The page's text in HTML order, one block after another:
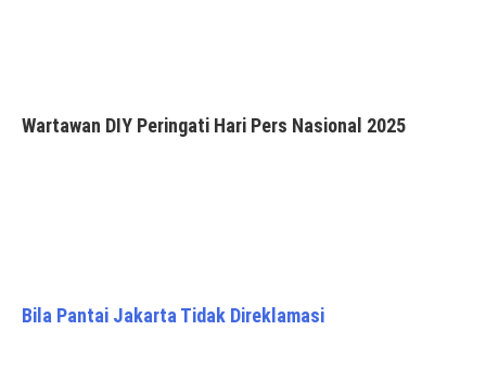
Wartawan DIY Peringati Hari Pers Nasional 2025
Bila Pantai Jakarta Tidak Direklamasi